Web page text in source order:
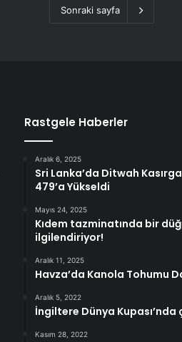
Sonraki sayfa
Rastgele Haberler
Aralık 6, 2025
Sri Lanka’da Ditwah
479’a Yükseldi
Mayıs 24, 2025
Kıdem tazminatında bir
ilgilendiriyor!
Aralık 11, 2025
Havza’da Kanola Tohumu
Aralık 5, 2022
İngiltere Dünya
Kasım 28, 2022